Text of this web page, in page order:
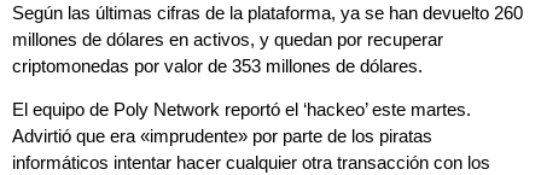
Según las últimas cifras de la plataforma, ya se han devuelto 260
millones de dólares en activos, y quedan por recuperar
criptomonedas por valor de 353 millones de dólares.
El equipo de Poly Network reportó el ‘hackeo’ este martes.
Advirtió que era «imprudente» por parte de los piratas
informáticos intentar hacer cualquier otra transacción con los